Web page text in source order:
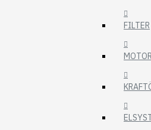
FILTER
MOTOR